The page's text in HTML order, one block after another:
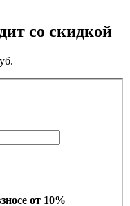
со скидкой
от 10%